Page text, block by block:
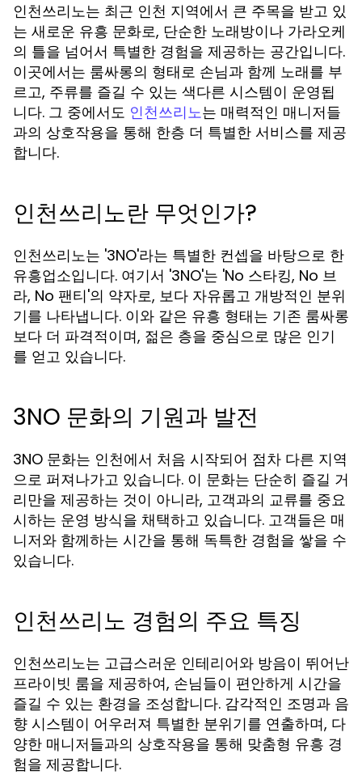
인천쓰리노는 최근 인천 지역에서 큰 주목을 받고 있
는 새로운 유흥 문화로, 단순한 노래방이나 가라오케
의 틀을 넘어서 특별한 경험을 제공하는 공간입니다.
이곳에서는 룸싸롱의 형태로 손님과 함께 노래를 부
르고, 주류를 즐길 수 있는 색다른 시스템이 운영됩
니다. 그 중에서도 인천쓰리노는 매력적인 매니저들
과의 상호작용을 통해 한층 더 특별한 서비스를 제공
합니다.
인천쓰리노란 무엇인가?
인천쓰리노는 '3NO'라는 특별한 컨셉을 바탕으로 한
유흥업소입니다. 여기서 '3NO'는 'No 스타킹, No 브
라, No 팬티'의 약자로, 보다 자유롭고 개방적인 분위
기를 나타냅니다. 이와 같은 유흥 형태는 기존 룸싸롱
보다 더 파격적이며, 젊은 층을 중심으로 많은 인기
를 얻고 있습니다.
3NO 문화의 기원과 발전
3NO 문화는 인천에서 처음 시작되어 점차 다른 지역
으로 퍼져나가고 있습니다. 이 문화는 단순히 즐길 거
리만을 제공하는 것이 아니라, 고객과의 교류를 중요
시하는 운영 방식을 채택하고 있습니다. 고객들은 매
니저와 함께하는 시간을 통해 독특한 경험을 쌓을 수
있습니다.
인천쓰리노 경험의 주요 특징
인천쓰리노는 고급스러운 인테리어와 방음이 뛰어난
프라이빗 룸을 제공하여, 손님들이 편안하게 시간을
즐길 수 있는 환경을 조성합니다. 감각적인 조명과 음
향 시스템이 어우러져 특별한 분위기를 연출하며, 다
양한 매니저들과의 상호작용을 통해 맞춤형 유흥 경
험을 제공합니다.